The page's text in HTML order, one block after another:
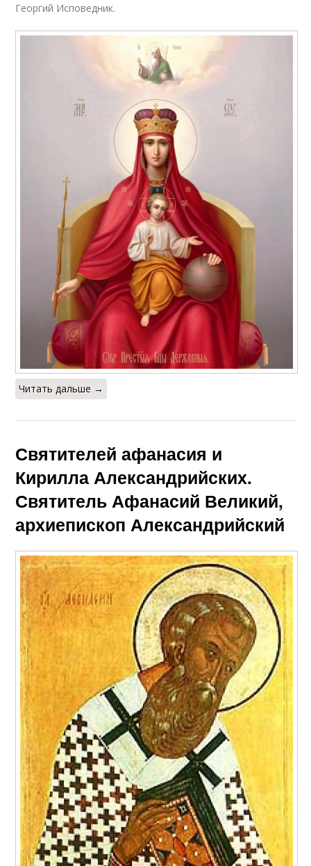
Георгий Исповедник.
Читать дальше →
Святителей афанасия и
Кирилла Александрийских.
Святитель Афанасий Великий,
архиепископ Александрийский